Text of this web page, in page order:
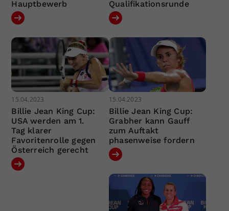
Hauptbewerb
Qualifikationsrunde
15.04.2023
Billie Jean King Cup:
USA werden am 1.
Tag klarer
Favoritenrolle gegen
Österreich gerecht
15.04.2023
Billie Jean King Cup:
Grabher kann Gauff
zum Auftakt
phasenweise fordern